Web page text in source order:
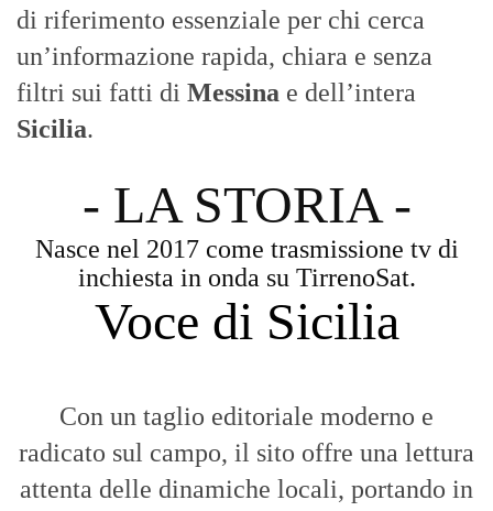
di riferimento essenziale per chi cerca
un’informazione rapida, chiara e senza
filtri sui fatti di Messina e dell’intera
Sicilia.
- LA STORIA -
Nasce nel 2017 come trasmissione tv di
inchiesta in onda su TirrenoSat.
Voce di Sicilia
Con un taglio editoriale moderno e
radicato sul campo, il sito offre una lettura
attenta delle dinamiche locali, portando in